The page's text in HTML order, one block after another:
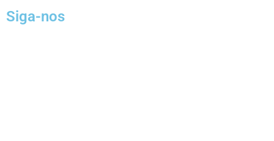
Siga-nos